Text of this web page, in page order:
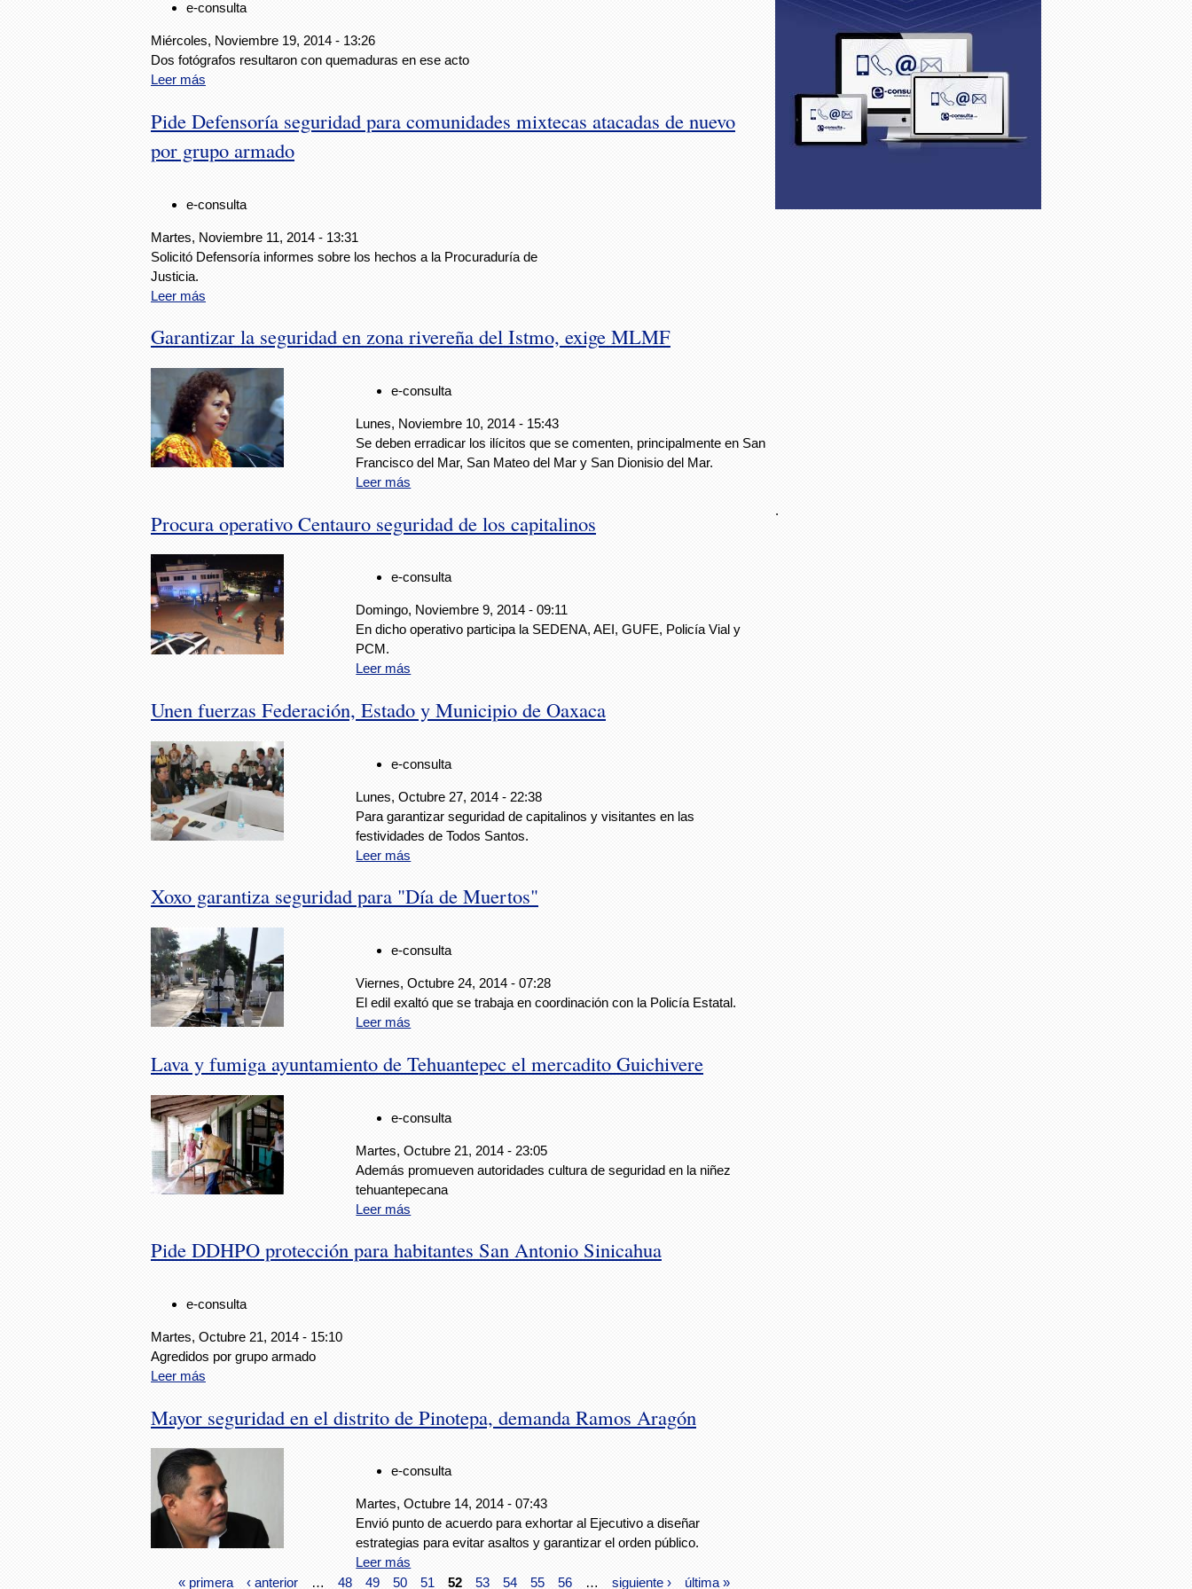
e-consulta
Miércoles, Noviembre 19, 2014 - 13:26
Dos fotógrafos resultaron con quemaduras en ese acto
Leer más
Pide Defensoría seguridad para comunidades mixtecas atacadas de nuevo
por grupo armado
e-consulta
Martes, Noviembre 11, 2014 - 13:31
Solicitó Defensoría informes sobre los hechos a la Procuraduría de
Justicia.
Leer más
Garantizar la seguridad en zona rivereña del Istmo, exige MLMF
e-consulta
Lunes, Noviembre 10, 2014 - 15:43
Se deben erradicar los ilícitos que se comenten, principalmente en San
Francisco del Mar, San Mateo del Mar y San Dionisio del Mar.
Leer más
Procura operativo Centauro seguridad de los capitalinos
e-consulta
Domingo, Noviembre 9, 2014 - 09:11
En dicho operativo participa la SEDENA, AEI, GUFE, Policía Vial y
PCM.
Leer más
Unen fuerzas Federación, Estado y Municipio de Oaxaca
e-consulta
Lunes, Octubre 27, 2014 - 22:38
Para garantizar seguridad de capitalinos y visitantes en las
festividades de Todos Santos.
Leer más
Xoxo garantiza seguridad para "Día de Muertos"
e-consulta
Viernes, Octubre 24, 2014 - 07:28
El edil exaltó que se trabaja en coordinación con la Policía Estatal.
Leer más
Lava y fumiga ayuntamiento de Tehuantepec el mercadito Guichivere
e-consulta
Martes, Octubre 21, 2014 - 23:05
Además promueven autoridades cultura de seguridad en la niñez
tehuantepecana
Leer más
Pide DDHPO protección para habitantes San Antonio Sinicahua
e-consulta
Martes, Octubre 21, 2014 - 15:10
Agredidos por grupo armado
Leer más
Mayor seguridad en el distrito de Pinotepa, demanda Ramos Aragón
e-consulta
Martes, Octubre 14, 2014 - 07:43
Envió punto de acuerdo para exhortar al Ejecutivo a diseñar
estrategias para evitar asaltos y garantizar el orden público.
Leer más
« primera
‹ anterior … 48 49 50 51 52 53 54 55 56 … siguiente › última »
.